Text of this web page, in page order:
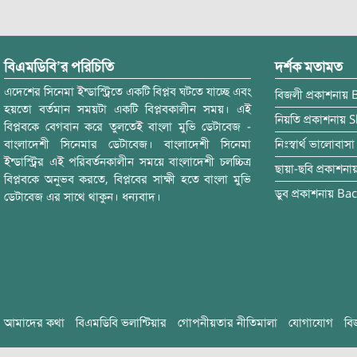
বিএমডিবি’র পরিচিতি
এদেশের সিনেমা ইন্ডাস্ট্রিতে একটি বিপ্লব ঘটতে যাচ্ছে এবং
হয়তো বর্তমান সময়টা একটি বিপ্লবকালীন সময়। এই
বিপ্লবকে বেগবান করে তুলতেই বাংলা মুভি ডেটাবেজ -
বাংলাদেশী সিনেমার ডেটাবেজ। বাংলাদেশী সিনেমা
ইন্ডাস্ট্রির এই পরিবর্তনকালীন সময়ে বাংলাদেশী চলচ্চিত্র
বিপ্লবকে অনুভব করতে, বিপ্লবের সাক্ষী হতে বাংলা মুভি
ডেটাবেজ এর সাথে থাকুন। ধন্যবাদ।
দর্শক মতামত
বিজলী প্রকাশনায়
নিয়তি প্রকাশনায়
নিঃস্বার্থ ভালোবাসা
ছায়া-ছবি
ডুব প্রকাশনায়
আমাদের কথা বিএমডিবি ভলান্টিয়ার গোপনীয়তার নীতিমালা যোগাযোগ